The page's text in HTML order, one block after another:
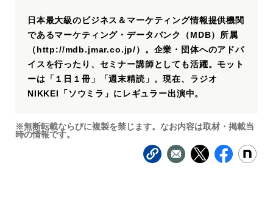
日本最大級のビジネス＆マーケティング情報提供機関
であるマーケティング・データバンク（MDB）所属
（ http://mdb.jmar.co.jp/ ）。企業・団体へのアドバ
イスを行ったり、セミナー講師としても活躍。モット
ーは「１日１冊」「週末精読」。現在、ラジオ
NIKKEI「ソウミラ」にレギュラー出演中。
※無断転載ならびに複製を禁じます。なお内容は取材・掲載当
時の情報です。